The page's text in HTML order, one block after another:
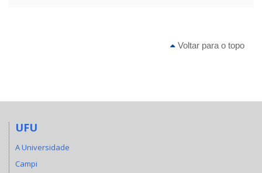
Voltar para o topo
UFU
A Universidade
Campi